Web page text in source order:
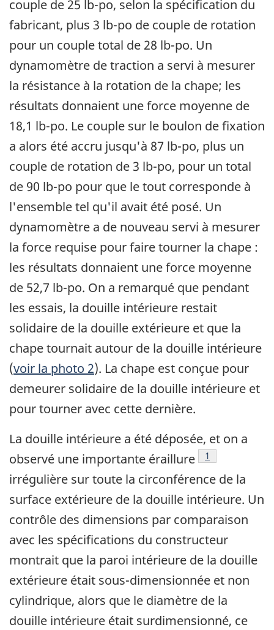
couple de 25 lb-po, selon la spécification du
fabricant, plus 3 lb-po de couple de rotation
pour un couple total de 28 lb-po. Un
dynamomètre de traction a servi à mesurer
la résistance à la rotation de la chape; les
résultats donnaient une force moyenne de
18,1 lb-po. Le couple sur le boulon de fixation
a alors été accru jusqu'à 87 lb-po, plus un
couple de rotation de 3 lb-po, pour un total
de 90 lb-po pour que le tout corresponde à
l'ensemble tel qu'il avait été posé. Un
dynamomètre a de nouveau servi à mesurer
la force requise pour faire tourner la chape :
les résultats donnaient une force moyenne
de 52,7 lb-po. On a remarqué que pendant
les essais, la douille intérieure restait
solidaire de la douille extérieure et que la
chape tournait autour de la douille intérieure
(voir la photo 2). La chape est conçue pour
demeurer solidaire de la douille intérieure et
pour tourner avec cette dernière.
La douille intérieure a été déposée, et on a
observé une importante éraillure
Note de bas de
1
irrégulière sur toute la circonférence de la
surface extérieure de la douille intérieure. Un
contrôle des dimensions par comparaison
avec les spécifications du constructeur
montrait que la paroi intérieure de la douille
extérieure était sous-dimensionnée et non
cylindrique, alors que le diamètre de la
douille intérieure était surdimensionné, ce